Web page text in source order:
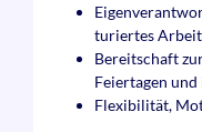
turiertes
Bereitschaft
Feier­tagen
Flexibilität,